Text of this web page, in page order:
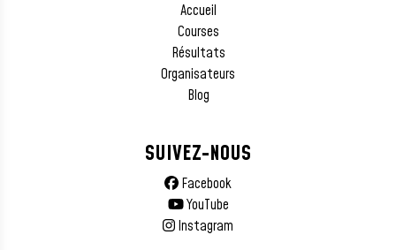
Accueil
Courses
Résultats
Organisateurs
Blog
SUIVEZ-NOUS
Facebook
YouTube
Instagram